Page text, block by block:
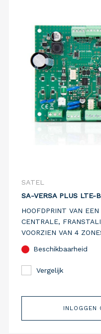
SATEL
SA-VERSA PLUS LTE-
HOOFDPRINT VAN
CENTRALE,
VOORZIEN VAN 4
ETHERNET EN 4G GSM
Beschikbaarheid
Vergelijk
INLOGGEN